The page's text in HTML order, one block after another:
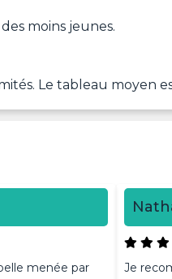
moins jeunes.
Le tableau moyen
menée par
Je